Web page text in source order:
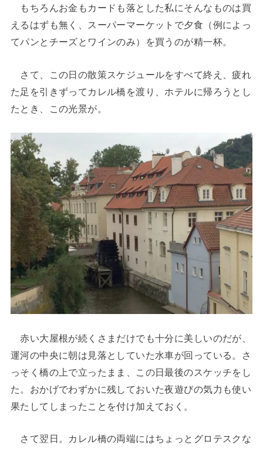
もちろんお金もカードも落とした私にそんなものは買
えるはずも無く、スーパーマーケットで夕食（例によっ
てパンとチーズとワインのみ）を買うのが精一杯。
さて、この日の散策スケジュールをすべて終え、疲れ
た足を引きずってカレル橋を渡り、ホテルに帰ろうとし
たとき、この光景が。
赤い大屋根が続くさまだけでも十分に美しいのだが、
運河の中央に朝は見落としていた水車が回っている。さ
っそく橋の上で立ったまま、この日最後のスケッチをし
た。おかげでわずかに残しておいた夜遊びの気力も使い
果たしてしまったことを付け加えておく。
さて翌日。カレル橋の両端にはちょっとグロテスクな